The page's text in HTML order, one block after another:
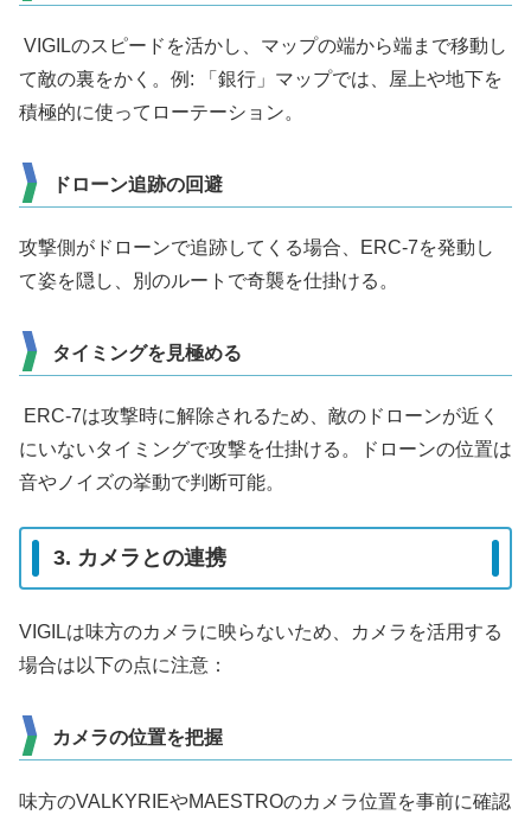
VIGILのスピードを活かし、マップの端から端まで移動し
て敵の裏をかく。例: 「銀行」マップでは、屋上や地下を
積極的に使ってローテーション。
ドローン追跡の回避
攻撃側がドローンで追跡してくる場合、ERC-7を発動し
て姿を隠し、別のルートで奇襲を仕掛ける。
タイミングを見極める
ERC-7は攻撃時に解除されるため、敵のドローンが近く
にいないタイミングで攻撃を仕掛ける。ドローンの位置は
音やノイズの挙動で判断可能。
3. カメラとの連携
VIGILは味方のカメラに映らないため、カメラを活用する
場合は以下の点に注意：
カメラの位置を把握
味方のVALKYRIEやMAESTROのカメラ位置を事前に確認